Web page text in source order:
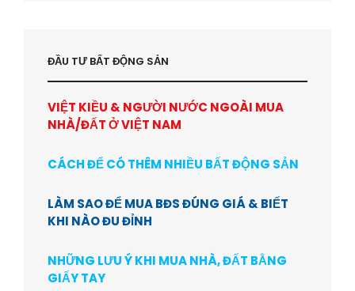
ĐẦU TƯ BẤT ĐỘNG SẢN
VIỆT KIỀU & NGƯỜI NƯỚC NGOÀI MUA
NHÀ/ĐẤT Ở VIỆT NAM
CÁCH ĐỂ CÓ THÊM NHIỀU BẤT ĐỘNG SẢN
LÀM SAO ĐỂ MUA BĐS ĐÚNG GIÁ & BIẾT
KHI NÀO ĐU ĐỈNH
NHỮNG LƯU Ý KHI MUA NHÀ, ĐẤT BẰNG
GIẤY TAY